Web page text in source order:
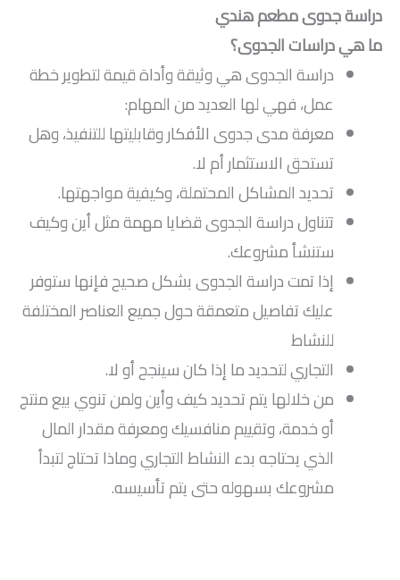
دراسة جدوى مطعم هندي
ما هي دراسات الجدوى؟
دراسة الجدوى هي وثيقة وأداة قيمة لتطوير خطة
عمل، فهي لها العديد من المهام:
معرفة مدى جدوى الأفكار وقابليتها للتنفيذ، وهل
تستحق الاستثمار أم لا.
تحديد المشاكل المحتملة، وكيفية مواجهتها.
تتناول دراسة الجدوى قضايا مهمة مثل أين وكيف
ستنشأ مشروعك.
إذا تمت دراسة الجدوى بشكل صحيح فإنها ستوفر
عليك تفاصيل متعمقة حول جميع العناصر المختلفة
للنشاط
التجاري لتحديد ما إذا كان سينجح أو لا.
من خلالها يتم تحديد كيف وأين ولمن تنوي بيع منتج
أو خدمة، وتقييم منافسيك ومعرفة مقدار المال
الذي يحتاجه بدء النشاط التجاري وماذا تحتاج لتبدأ
مشروعك بسهوله حتى يتم تأسيسه.